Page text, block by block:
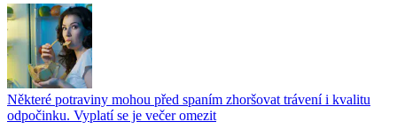
Některé potraviny mohou před spaním zhoršovat trávení i kvalitu
odpočinku. Vyplatí se je večer omezit